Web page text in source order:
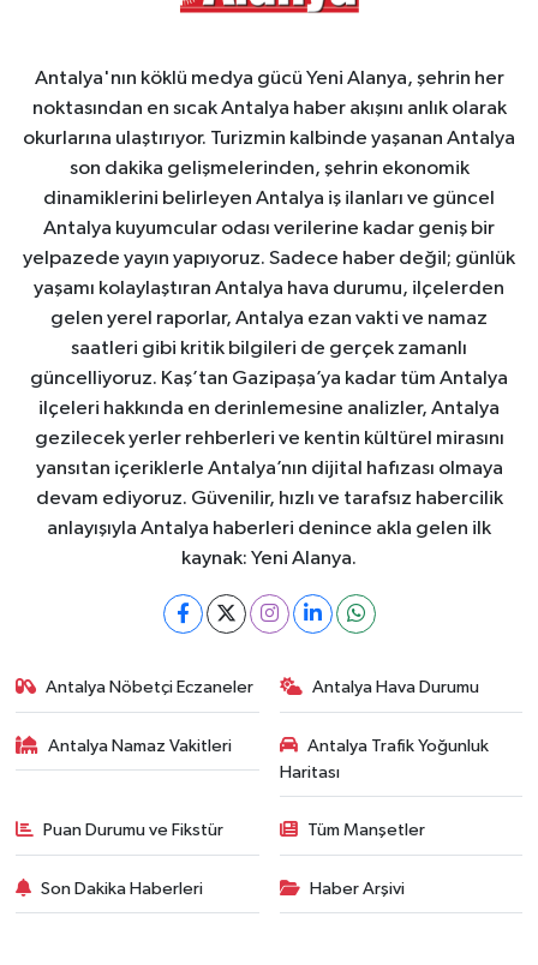
Antalya'nın köklü medya gücü Yeni Alanya, şehrin her
noktasından en sıcak Antalya haber akışını anlık olarak
okurlarına ulaştırıyor. Turizmin kalbinde yaşanan Antalya
son dakika gelişmelerinden, şehrin ekonomik
dinamiklerini belirleyen Antalya iş ilanları ve güncel
Antalya kuyumcular odası verilerine kadar geniş bir
yelpazede yayın yapıyoruz. Sadece haber değil; günlük
yaşamı kolaylaştıran Antalya hava durumu, ilçelerden
gelen yerel raporlar, Antalya ezan vakti ve namaz
saatleri gibi kritik bilgileri de gerçek zamanlı
güncelliyoruz. Kaş’tan Gazipaşa’ya kadar tüm Antalya
ilçeleri hakkında en derinlemesine analizler, Antalya
gezilecek yerler rehberleri ve kentin kültürel mirasını
yansıtan içeriklerle Antalya’nın dijital hafızası olmaya
devam ediyoruz. Güvenilir, hızlı ve tarafsız habercilik
anlayışıyla Antalya haberleri denince akla gelen ilk
kaynak: Yeni Alanya.
Antalya Nöbetçi Eczaneler Antalya Hava Durumu
Antalya Namaz Vakitleri
Antalya Trafik Yoğunluk
Haritası
Puan Durumu ve Fikstür Tüm Manşetler
Son Dakika Haberleri Haber Arşivi